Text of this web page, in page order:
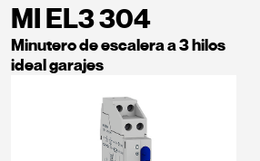
MI EL3 304
Minutero de escalera a 3 hilos
ideal garajes